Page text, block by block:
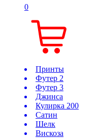
0
Принты
Футер 2
Футер 3
Джинса
Кулирка 200
Сатин
Шелк
Вискоза